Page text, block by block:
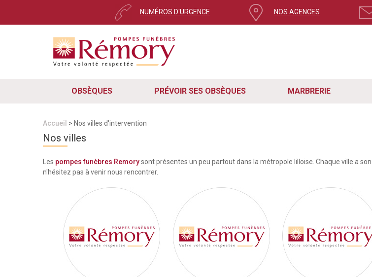
NUMÉROS D'URGENCE NOS AGENCES
OBSÈQUES PRÉVOIR SES OBSÈQUES MARBRERIE
Accueil > Nos villes d'intervention
Nos villes
Les pompes funèbres Remorysont présentes un peu partout dans la métropole lilloise. Chaque ville a son
n'hésitez pas à venir nous rencontrer.